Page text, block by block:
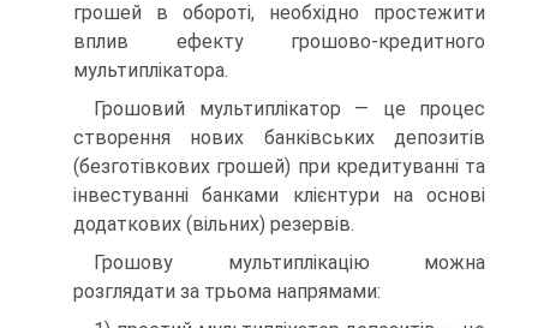
грошей в обороті, необхідно простежити
вплив ефекту грошово-кредитного
мультиплікатора.
Грошовий мультиплікатор — це процес
створення нових банківських депозитів
(безготівкових грошей) при кредитуванні та
інвестуванні банками клієнтури на основі
додаткових (вільних) резервів.
Грошову мультиплікацію можна
розглядати за трьома напрямами: